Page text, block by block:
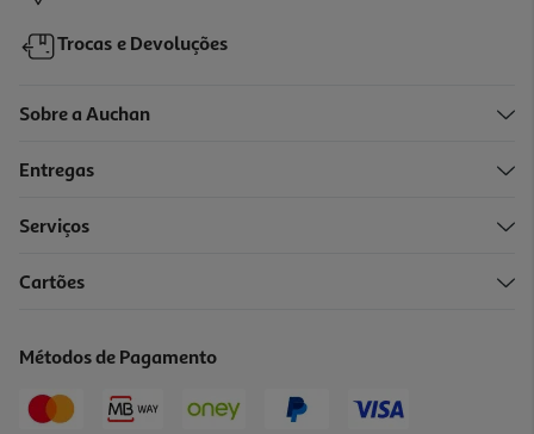
Trocas e Devoluções
Sobre a Auchan
Entregas
Serviços
Cartões
Métodos de Pagamento